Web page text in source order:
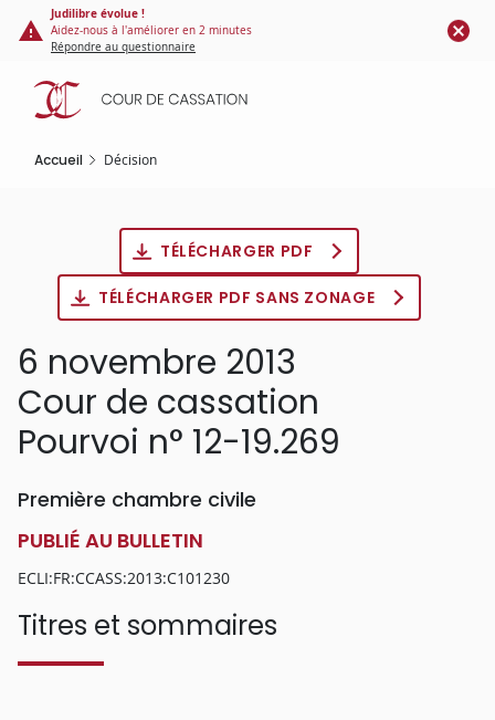
Panneau de gestion des cookies
contenu
principal
Judilibre évolue !
Aidez-nous à l'améliorer en 2 minutes
Répondre au questionnaire
Accueil Décision
TÉLÉCHARGER PDF
TÉLÉCHARGER PDF SANS ZONAGE
6 novembre 2013
Cour de cassation
Pourvoi n° 12-19.269
Première chambre civile
PUBLIÉ AU BULLETIN
ECLI:FR:CCASS:2013:C101230
Titres et sommaires